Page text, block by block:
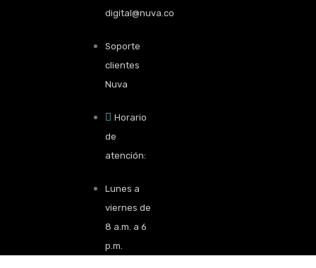
digital@nuva.co
Soporte
clientes
Nuva
Horario
de
atención:
Lunes a
viernes de
8 a.m. a 6
p.m.